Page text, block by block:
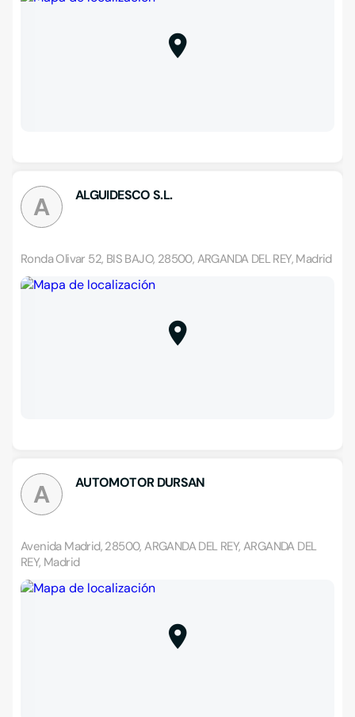
A ALGUIDESCO S.L.
Ronda Olivar 52, BIS BAJO, 28500, ARGANDA DEL REY, Madrid
A AUTOMOTOR DURSAN
Avenida Madrid, 28500, ARGANDA DEL REY, ARGANDA DEL
REY, Madrid